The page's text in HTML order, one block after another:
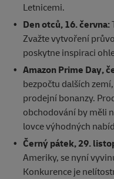
Letnicemi.
Den otců, 16. června:
Zvažte vytvoření
poskytne inspiraci
Amazon Prime Day,
bezpočtu dalších
prodejní bonanzy.
obchodování by měli
lovce výhodných
Černý pátek, 29.
Ameriky, se nyní
Konkurence je